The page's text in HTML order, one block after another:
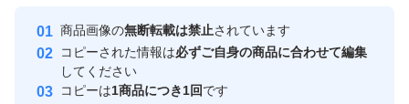
安心取引出品者
心・安全なユーザーです
取引実績
商品画像の無断転載は禁止されています
コピーされた情報は必ずご自身の商品に合わせて編集
してください
コピーは1商品につき1回です